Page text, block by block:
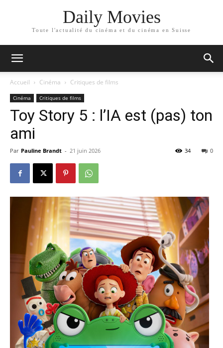
Daily Movies
Toute l'actualité du cinéma et du cinéma en Suisse
Accueil Cinéma Critiques de films
Cinéma Critiques de films
Toy Story 5 : l’IA est (pas) ton
ami
Par Pauline Brandt - 21 juin 2026 0
34